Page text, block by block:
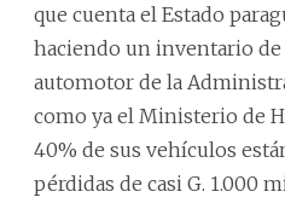
que cuenta el Estado
haciendo un inventario de
automotor de la
como ya el Ministerio de
40% de sus vehículos
pérdidas de casi G. 1.000